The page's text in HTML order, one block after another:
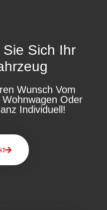
Sich Ihr
Wunsch Vom
Oder
Individuell!